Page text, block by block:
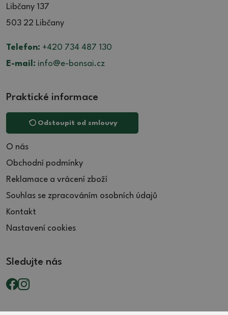
Libčany 137
503 22 Libčany
Telefon: +420 734 487 130
E-mail: info@e-bonsai.cz
Praktické informace
Odstoupit od smlouvy
O nás
Obchodní podmínky
Reklamace a vrácení zboží
Souhlas se zpracováním osobních údajů
Kontakt
Nastavení cookies
Sledujte nás